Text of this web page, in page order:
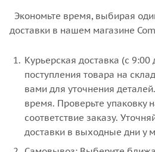
Экономьте время, выбирая
доставки в нашем магазине
Курьерская доставка (с
поступления товара на
вами для уточнения
время. Проверьте упаковку
соответствие заказу.
доставки в выходные дни у